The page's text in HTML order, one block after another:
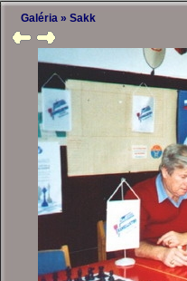
Galéria » Sakk